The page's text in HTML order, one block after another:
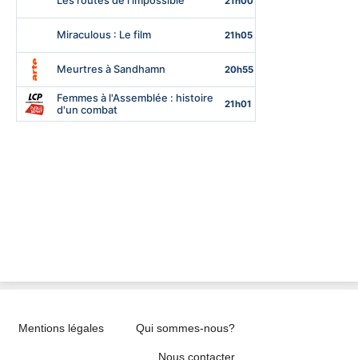
Mentions légales Qui sommes-nous?
Nous contacter